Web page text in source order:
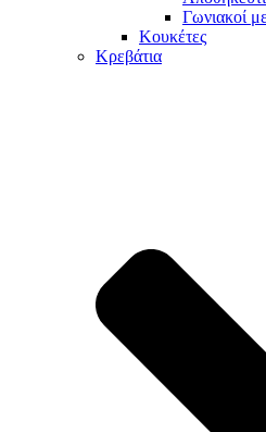
Γωνιακοί
Κουκέτες
Κρεβάτια